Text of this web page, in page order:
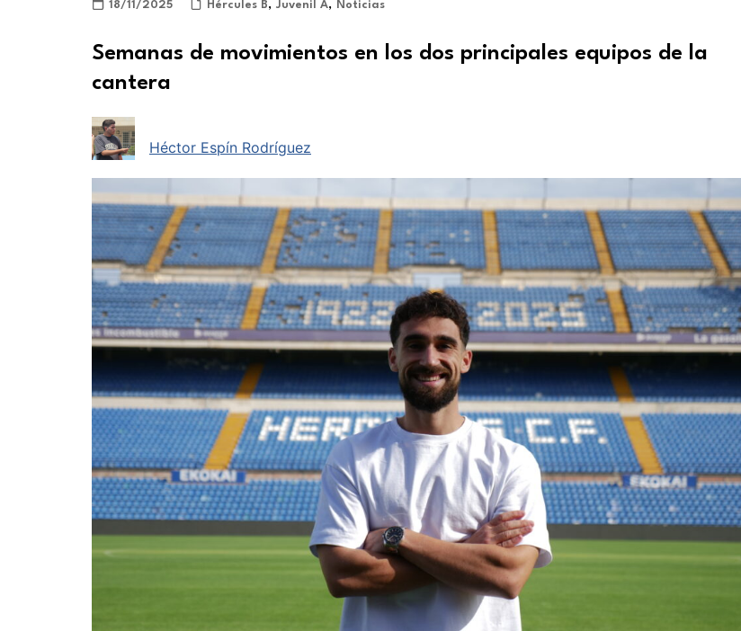
18/11/2025 Hércules B, Juvenil A, Noticias
Semanas de movimientos en los dos principales equipos de la
cantera
Héctor Espín Rodríguez